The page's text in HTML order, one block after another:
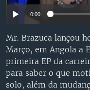
0:00
Mr. Brazuca lançou
Março, em Angola a
primeira EP da
para saber o que
solo, além da